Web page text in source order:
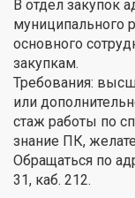
В отдел закупок
муниципального
основного
закупкам.
Требования:
или
стаж работы по
знание ПК,
Обращаться по
31, каб. 212.